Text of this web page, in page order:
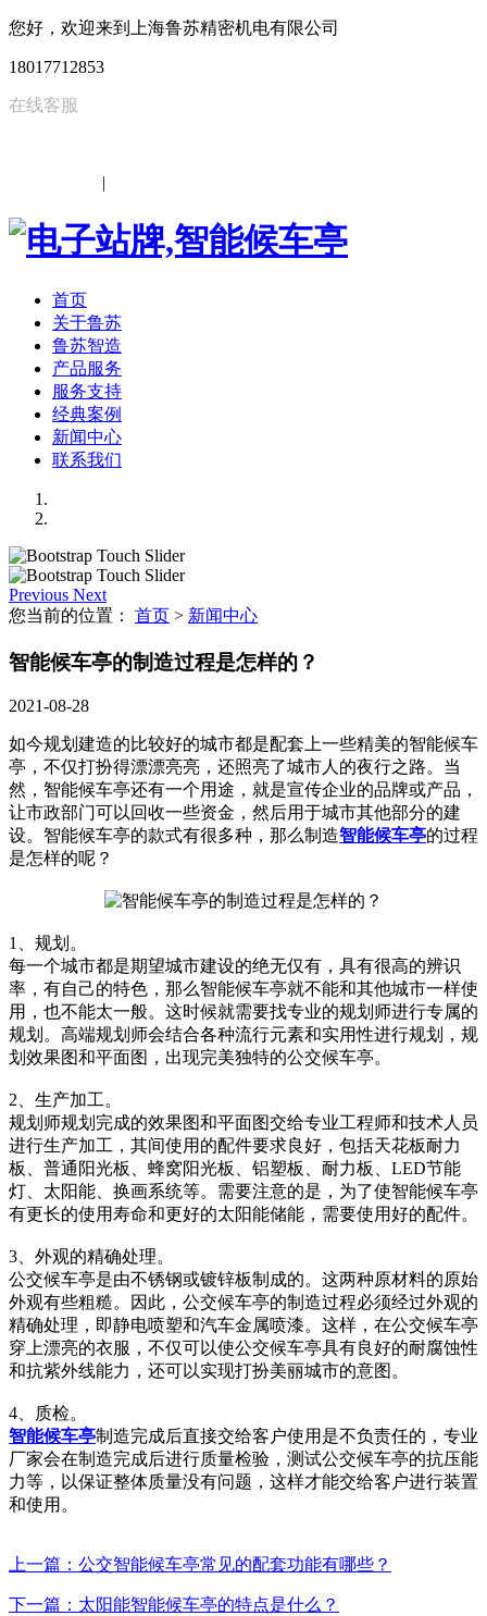
您好，欢迎来到上海鲁苏精密机电有限公司
18017712853
在线客服
|
首页
关于鲁苏
鲁苏智造
产品服务
服务支持
经典案例
新闻中心
联系我们
Previous Next
您当前的位置： 首页 > 新闻中心
智能候车亭的制造过程是怎样的？
2021-08-28
如今规划建造的比较好的城市都是配套上一些精美的智能候车
亭，不仅打扮得漂漂亮亮，还照亮了城市人的夜行之路。当
然，智能候车亭还有一个用途，就是宣传企业的品牌或产品，
让市政部门可以回收一些资金，然后用于城市其他部分的建
设。智能候车亭的款式有很多种，那么制造智能候车亭的过程
是怎样的呢？
1、规划。
每一个城市都是期望城市建设的绝无仅有，具有很高的辨识
率，有自己的特色，那么智能候车亭就不能和其他城市一样使
用，也不能太一般。这时候就需要找专业的规划师进行专属的
规划。高端规划师会结合各种流行元素和实用性进行规划，规
划效果图和平面图，出现完美独特的公交候车亭。
2、生产加工。
规划师规划完成的效果图和平面图交给专业工程师和技术人员
进行生产加工，其间使用的配件要求良好，包括天花板耐力
板、普通阳光板、蜂窝阳光板、铝塑板、耐力板、LED节能
灯、太阳能、换画系统等。需要注意的是，为了使智能候车亭
有更长的使用寿命和更好的太阳能储能，需要使用好的配件。
3、外观的精确处理。
公交候车亭是由不锈钢或镀锌板制成的。这两种原材料的原始
外观有些粗糙。因此，公交候车亭的制造过程必须经过外观的
精确处理，即静电喷塑和汽车金属喷漆。这样，在公交候车亭
穿上漂亮的衣服，不仅可以使公交候车亭具有良好的耐腐蚀性
和抗紫外线能力，还可以实现打扮美丽城市的意图。
4、质检。
智能候车亭制造完成后直接交给客户使用是不负责任的，专业
厂家会在制造完成后进行质量检验，测试公交候车亭的抗压能
力等，以保证整体质量没有问题，这样才能交给客户进行装置
和使用。
上一篇：公交智能候车亭常见的配套功能有哪些？
下一篇：太阳能智能候车亭的特点是什么？